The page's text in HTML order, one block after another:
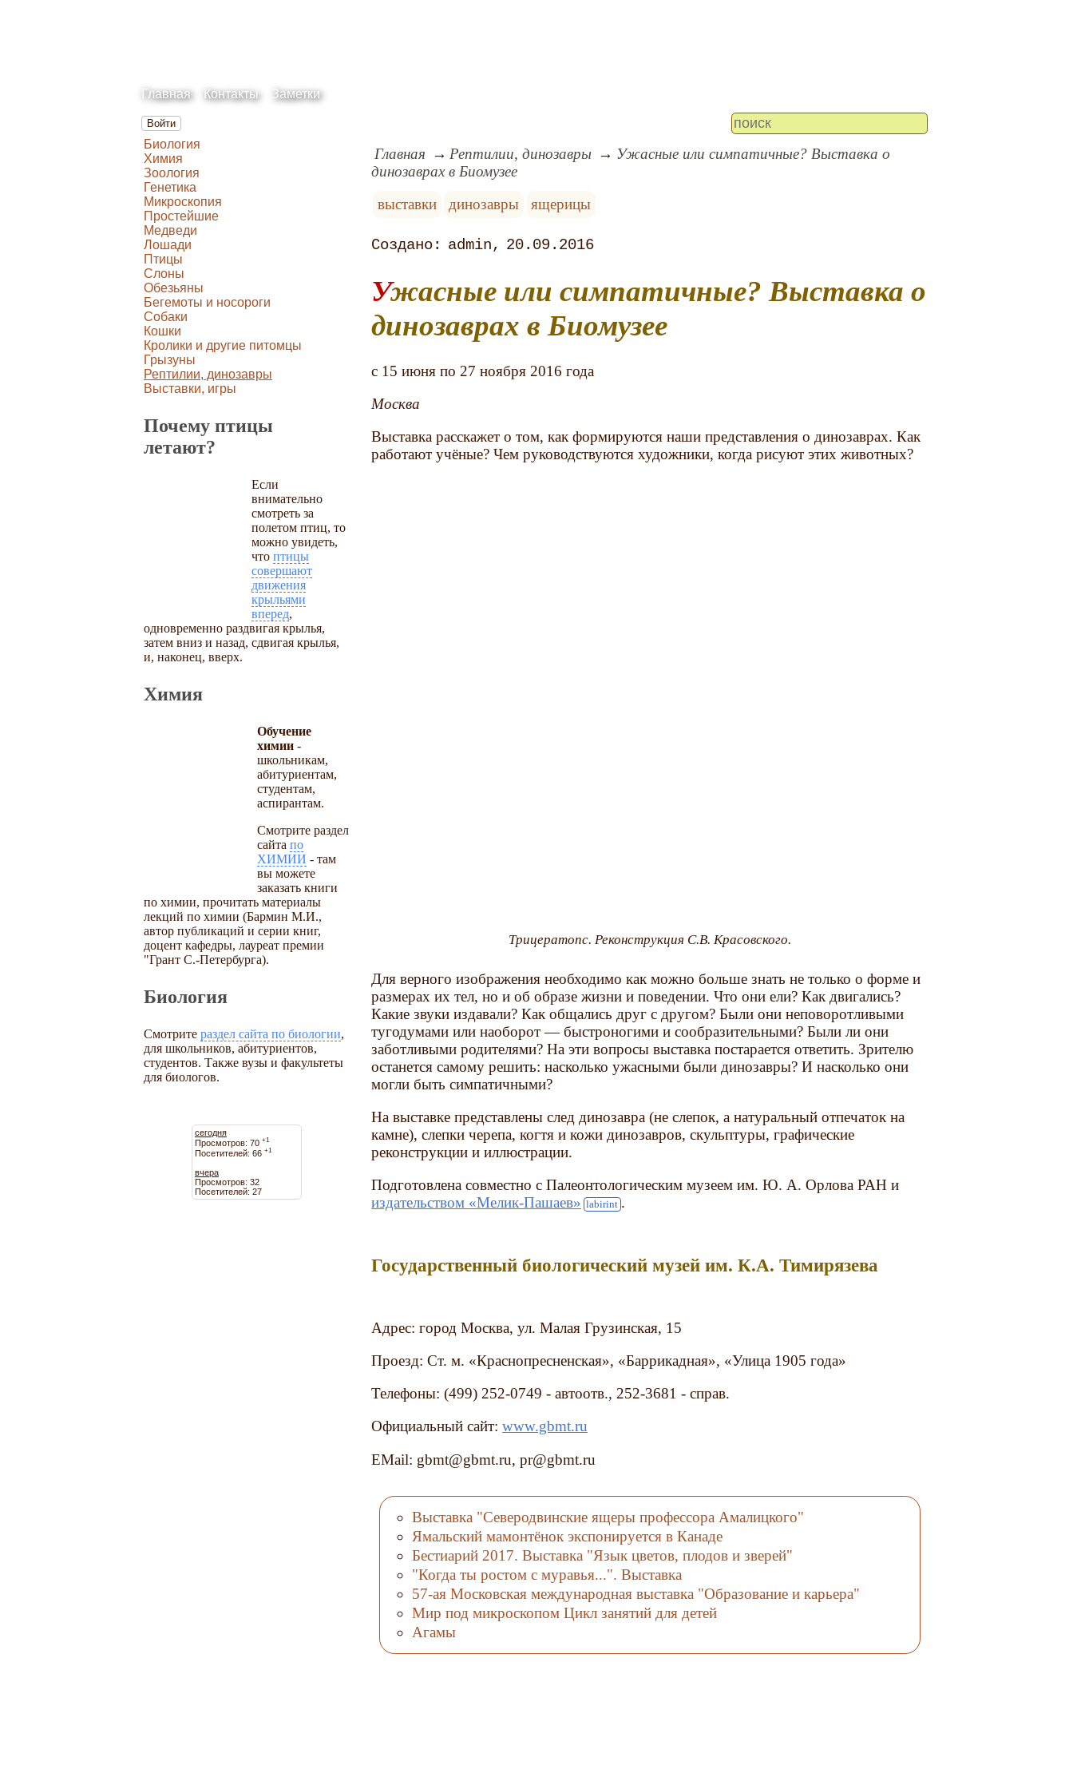
Главная Контакты Заметки
Войти
Биология
Химия
Зоология
Генетика
Микроскопия
Простейшие
Медведи
Лошади
Птицы
Слоны
Обезьяны
Бегемоты и носороги
Собаки
Кошки
Кролики и другие питомцы
Грызуны
Рептилии, динозавры
Выставки, игры
Почему птицы
летают?
Если
внимательно
смотреть за
полетом птиц, то
можно увидеть,
что птицы
совершают
движения
крыльями
вперед,
одновременно раздвигая крылья,
затем вниз и назад, сдвигая крылья,
и, наконец, вверх.
Химия
Обучение
химии -
школьникам,
абитуриентам,
студентам,
аспирантам.
Смотрите раздел
сайта по
ХИМИИ - там
вы можете
заказать книги
по химии, прочитать материалы
лекций по химии (Бармин М.И.,
автор публикаций и серии книг,
доцент кафедры, лауреат премии
"Грант С.-Петербурга).
Биология
Смотрите раздел сайта по биологии,
для школьников, абитуриентов,
студентов. Также вузы и факультеты
для биологов.
сегодня
Просмотров: 70 +1
Посетителей: 66 +1
вчера
Просмотров: 32
Посетителей: 27
Главная Рептилии, динозавры
Ужасные или симпатичные? Выставка о
динозаврах в Биомузее
выставки
динозавры ящерицы
admin 20.09.2016
Ужасные или симпатичные? Выставка о
динозаврах в Биомузее
c 15 июня по 27 ноября 2016 года
Москва
Выставка расскажет о том, как формируются наши представления о динозаврах. Как
работают учёные? Чем руководствуются художники, когда рисуют этих животных?
Трицератопс. Реконструкция С.В. Красовского.
Для верного изображения необходимо как можно больше знать не только о форме и
размерах их тел, но и об образе жизни и поведении. Что они ели? Как двигались?
Какие звуки издавали? Как общались друг с другом? Были они неповоротливыми
тугодумами или наоборот — быстроногими и сообразительными? Были ли они
заботливыми родителями? На эти вопросы выставка постарается ответить. Зрителю
останется самому решить: насколько ужасными были динозавры? И насколько они
могли быть симпатичными?
На выставке представлены след динозавра (не слепок, а натуральный отпечаток на
камне), слепки черепа, когтя и кожи динозавров, скульптуры, графические
реконструкции и иллюстрации.
Подготовлена совместно с Палеонтологическим музеем им. Ю. А. Орлова РАН и
издательством «Мелик-Пашаев»
.
Государственный биологический музей им. К.А. Тимирязева
Адрес: город Москва, ул. Малая Грузинская, 15
Проезд: Ст. м. «Краснопресненская», «Баррикадная», «Улица 1905 года»
Телефоны: (499) 252-0749 - автоотв., 252-3681 - справ.
Официальный сайт:www.gbmt.ru
EMail: gbmt@gbmt.ru, pr@gbmt.ru
Выставка "Северодвинские ящеры профессора Амалицкого"
Ямальский мамонтёнок экспонируется в Канаде
Бестиарий 2017. Выставка "Язык цветов, плодов и зверей"
"Когда ты ростом с муравья...". Выставка
57-ая Московская международная выставка "Образование и карьера"
Мир под микроскопом Цикл занятий для детей
Агамы